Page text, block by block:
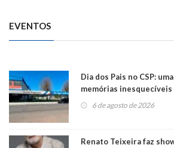
EVENTOS
Dia dos Pais no CSP:
memórias inesquecíveis
6 de agosto de 2026
Renato Teixeira faz